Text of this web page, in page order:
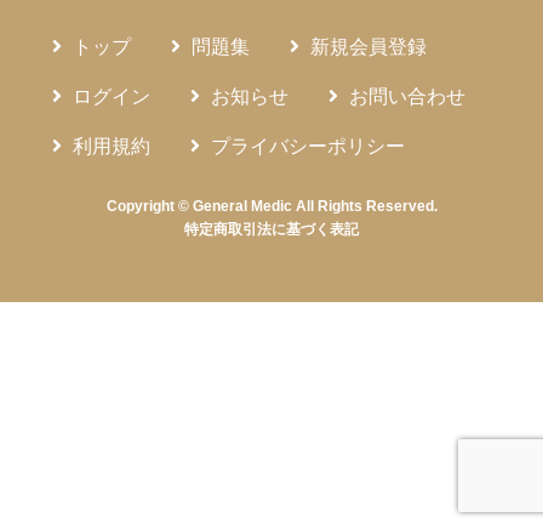
トップ 問題集 新規会員登録
ログイン お知らせ お問い合わせ
利用規約 プライバシーポリシー
Copyright © General Medic All Rights Reserved.
特定商取引法に基づく表記